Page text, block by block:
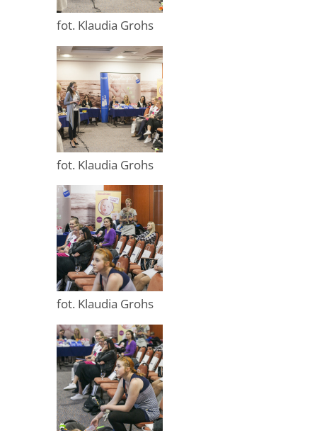
fot. Klaudia Grohs
fot. Klaudia Grohs
fot. Klaudia Grohs